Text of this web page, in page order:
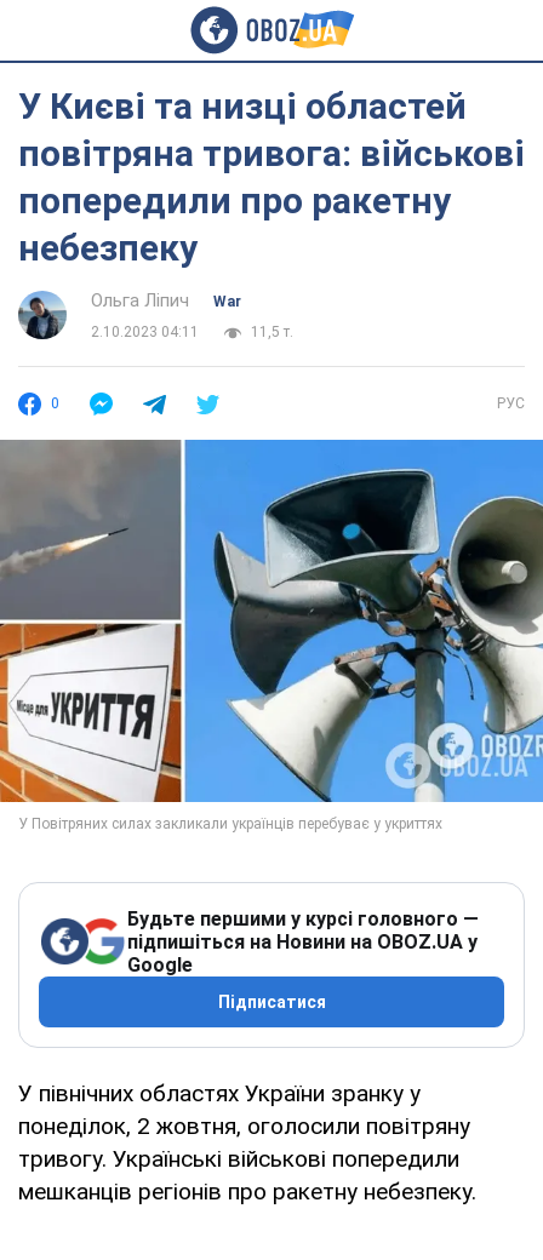
У Києві та низці областей
повітряна тривога: військові
попередили про ракетну
небезпеку
Ольга Ліпич
War
2.10.2023 04:11
11,5 т.
0 РУС
Будьте першими у курсі головного —
підпишіться на Новини на OBOZ.UA у
Google
Підписатися
У північних областях України зранку у
понеділок, 2 жовтня, оголосили повітряну
тривогу. Українські військові попередили
мешканців регіонів про ракетну небезпеку.